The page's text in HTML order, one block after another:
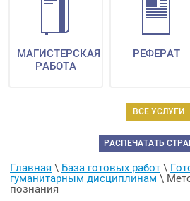
ВСЕ УСЛУГИ
МАГИСТЕРСКАЯ
РАБОТА
РЕФЕРАТ
РАСПЕЧАТАТЬ
Главная \ База готовых работ \
гуманитарным дисциплинам \
познания